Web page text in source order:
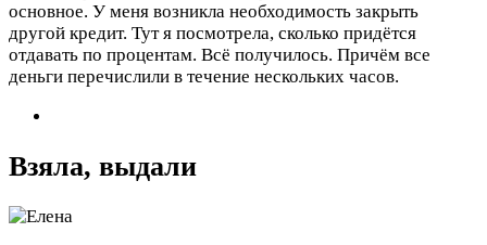
основное. У меня возникла необходимость закрыть
другой кредит. Тут я посмотрела, сколько придётся
отдавать по процентам. Всё получилось. Причём все
деньги перечислили в течение нескольких часов.
Взяла, выдали